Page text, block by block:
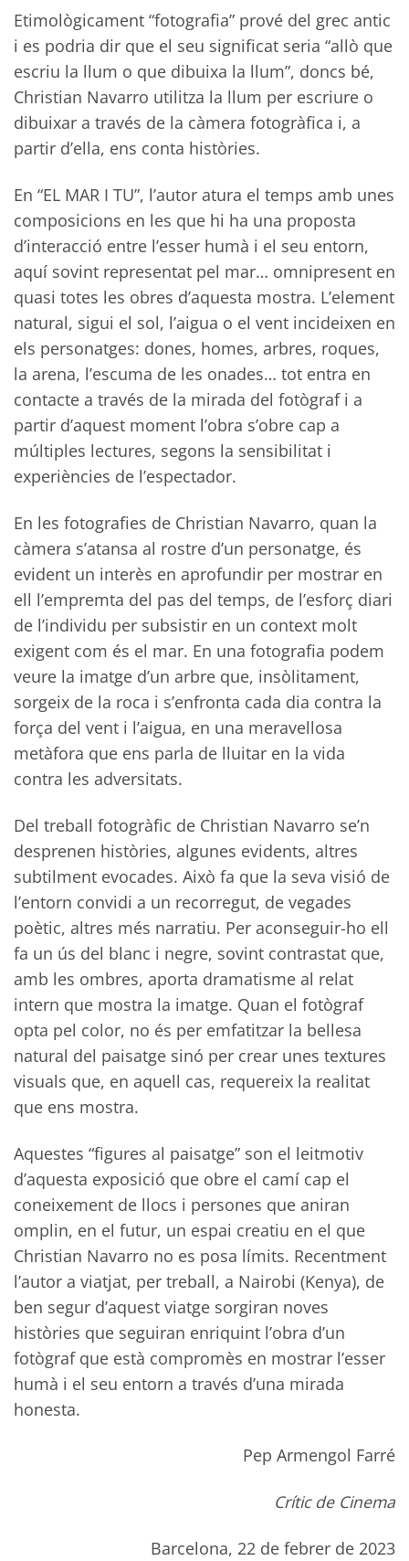
Etimològicament “fotografia” prové del grec antic
i es podria dir que el seu significat seria “allò que
escriu la llum o que dibuixa la llum”, doncs bé,
Christian Navarro utilitza la llum per escriure o
dibuixar a través de la càmera fotogràfica i, a
partir d’ella, ens conta històries.
En “EL MAR I TU”, l’autor atura el temps amb unes
composicions en les que hi ha una proposta
d’interacció entre l’esser humà i el seu entorn,
aquí sovint representat pel mar… omnipresent en
quasi totes les obres d’aquesta mostra. L’element
natural, sigui el sol, l’aigua o el vent incideixen en
els personatges: dones, homes, arbres, roques,
la arena, l’escuma de les onades… tot entra en
contacte a través de la mirada del fotògraf i a
partir d’aquest moment l’obra s’obre cap a
múltiples lectures, segons la sensibilitat i
experiències de l’espectador.
En les fotografies de Christian Navarro, quan la
càmera s’atansa al rostre d’un personatge, és
evident un interès en aprofundir per mostrar en
ell l’empremta del pas del temps, de l’esforç diari
de l’individu per subsistir en un context molt
exigent com és el mar. En una fotografia podem
veure la imatge d’un arbre que, insòlitament,
sorgeix de la roca i s’enfronta cada dia contra la
força del vent i l’aigua, en una meravellosa
metàfora que ens parla de lluitar en la vida
contra les adversitats.
Del treball fotogràfic de Christian Navarro se’n
desprenen històries, algunes evidents, altres
subtilment evocades. Això fa que la seva visió de
l’entorn convidi a un recorregut, de vegades
poètic, altres més narratiu. Per aconseguir-ho ell
fa un ús del blanc i negre, sovint contrastat que,
amb les ombres, aporta dramatisme al relat
intern que mostra la imatge. Quan el fotògraf
opta pel color, no és per emfatitzar la bellesa
natural del paisatge sinó per crear unes textures
visuals que, en aquell cas, requereix la realitat
que ens mostra.
Aquestes “figures al paisatge” son el leitmotiv
d’aquesta exposició que obre el camí cap el
coneixement de llocs i persones que aniran
omplin, en el futur, un espai creatiu en el que
Christian Navarro no es posa límits. Recentment
l’autor a viatjat, per treball, a Nairobi (Kenya), de
ben segur d’aquest viatge sorgiran noves
històries que seguiran enriquint l’obra d’un
fotògraf que està compromès en mostrar l’esser
humà i el seu entorn a través d’una mirada
honesta.
Pep Armengol Farré
Crític de Cinema
Barcelona, 22 de febrer de 2023